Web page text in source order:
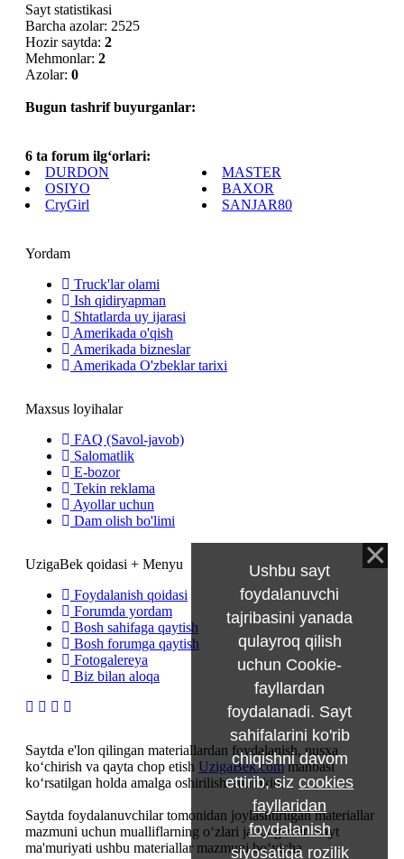
Sayt statistikasi
Barcha azolar: 2525
Hozir saytda: 2
Mehmonlar: 2
Azolar: 0
Bugun tashrif buyurganlar:
6 ta forum ilg‘orlari:
DURDON
MASTER
OSIYO
BAXOR
CryGirl
SANJAR80
Yordam
Truck'lar olami
Ish qidiryapman
Shtatlarda uy ijarasi
Amerikada o'qish
Amerikada bizneslar
Amerikada O'zbeklar tarixi
Maxsus loyihalar
FAQ (Savol-javob)
Salomatlik
E-bozor
Tekin reklama
Ayollar uchun
Dam olish bo'limi
UzigaBek qoidasi + Menyu
Foydalanish qoidasi
Forumda yordam
Bosh sahifaga qaytish
Bosh forumga qaytish
Fotogalereya
Biz bilan aloqa
Saytda e'lon qilingan materiallardan foydalanish, nusxa
ko‘chirish va qayta chop etish UzigaBek.commanbasi
ko‘rsatilgan holda amalga oshirilishi mumkin.
Saytda foydalanuvchilar tomonidan joylashtirilgan materiallar
mazmuni uchun mualliflarning o‘zlari javobgardir. Sayt
ma'muriyati ushbu materiallar mazmuni bo‘yicha
Ushbu sayt
foydalanuvchi
tajribasini yanada
qulayroq qilish
uchun Cookie-
fayllardan
foydalanadi. Sayt
sahifalarini ko'rib
chiqishni davom
ettirib, sizcookies
fayllaridan
foydalanish
siyosatiga rozilik